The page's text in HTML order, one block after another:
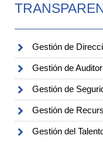
Gestión de
Gestión de
Gestión de
Gestión de
Gestión del